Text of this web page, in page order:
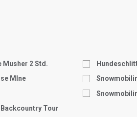
Musher 2 Std.
MIne
Tour